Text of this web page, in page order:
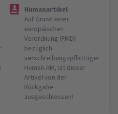
Humanartikel
Auf Grund einer
europäischen
Verordnung (FMD)
bezüglich
verschreibungspflichtiger
Human-AM, ist dieser
Artikel von der
Rückgabe
ausgeschlossen!